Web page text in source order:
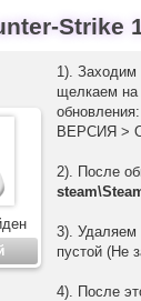
Strike
1).
щелкаем на
ВЕРСИЯ >
2). После
3). Удаляем
пустой (Не
4). После